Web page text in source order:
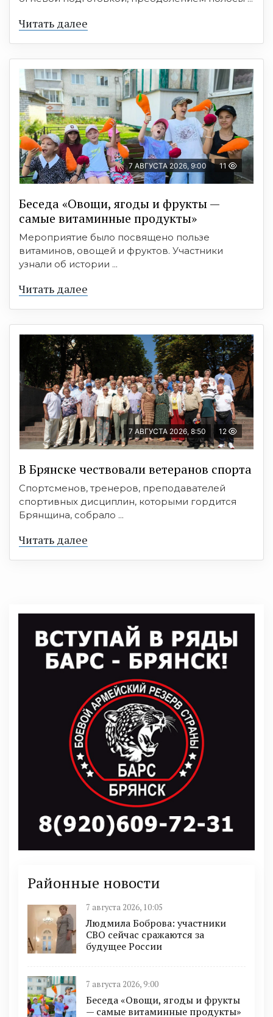
Читать далее
7 АВГУСТА 2026, 9:00 11
Беседа «Овощи, ягоды и фрукты —
самые витаминные продукты»
Мероприятие было посвящено пользе
витаминов, овощей и фруктов. Участники
узнали об истории ...
Читать далее
7 АВГУСТА 2026, 8:50 12
В Брянске чествовали ветеранов спорта
Спортсменов, тренеров, преподавателей
спортивных дисциплин, которыми гордится
Брянщина, собрало ...
Читать далее
Районные новости
7 августа 2026, 10:05
Людмила Боброва: участники
СВО сейчас сражаются за
будущее России
7 августа 2026, 9:00
Беседа «Овощи, ягоды и фрукты
— самые витаминные продукты»